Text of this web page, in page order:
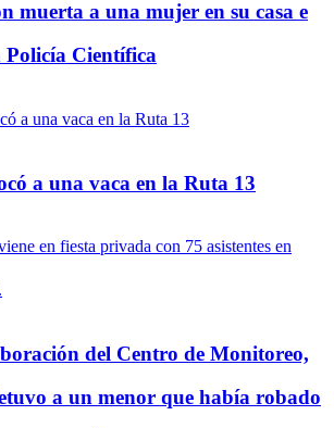
muerta a una mujer en su casa e
Científica
a una vaca en la Ruta 13
del Centro de Monitoreo,
a un menor que había robado